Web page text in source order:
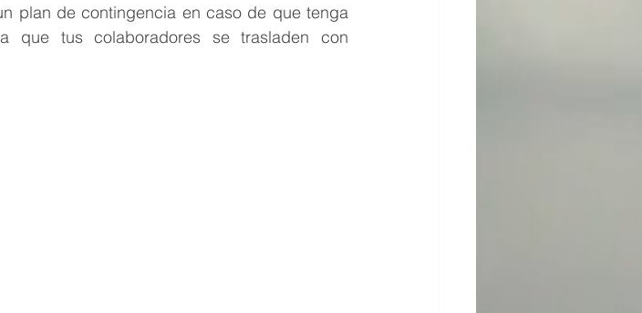
plan de contingencia en caso de que tenga
que tus colaboradores se trasladen con